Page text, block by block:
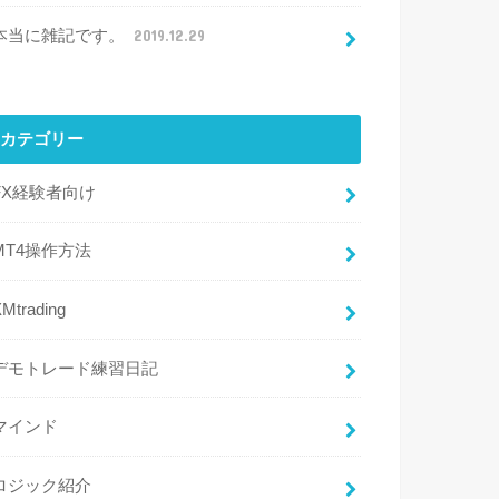
当に雑記です。 2019.12.29
カテゴリー
経験者向け
操作方法
モトレード練習日記
インド
ジック紹介